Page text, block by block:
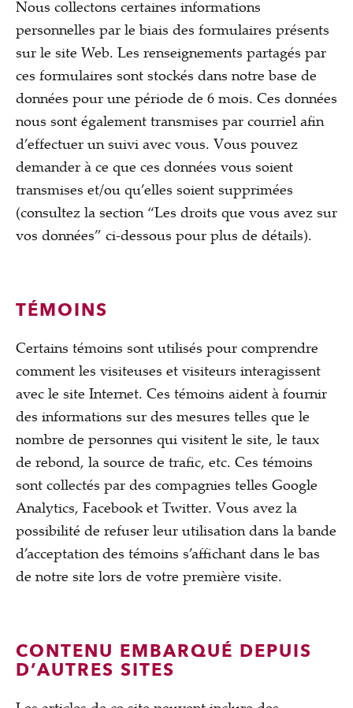
Nous collectons certaines informations
personnelles par le biais des formulaires présents
sur le site Web. Les renseignements partagés par
ces formulaires sont stockés dans notre base de
données pour une période de 6 mois. Ces données
nous sont également transmises par courriel afin
d’effectuer un suivi avec vous. Vous pouvez
demander à ce que ces données vous soient
transmises et/ou qu’elles soient supprimées
(consultez la section “Les droits que vous avez sur
vos données” ci-dessous pour plus de détails).
TÉMOINS
Certains témoins sont utilisés pour comprendre
comment les visiteuses et visiteurs interagissent
avec le site Internet. Ces témoins aident à fournir
des informations sur des mesures telles que le
nombre de personnes qui visitent le site, le taux
de rebond, la source de trafic, etc. Ces témoins
sont collectés par des compagnies telles Google
Analytics, Facebook et Twitter. Vous avez la
possibilité de refuser leur utilisation dans la bande
d’acceptation des témoins s’affichant dans le bas
de notre site lors de votre première visite.
CONTENU EMBARQUÉ DEPUIS
D’AUTRES SITES